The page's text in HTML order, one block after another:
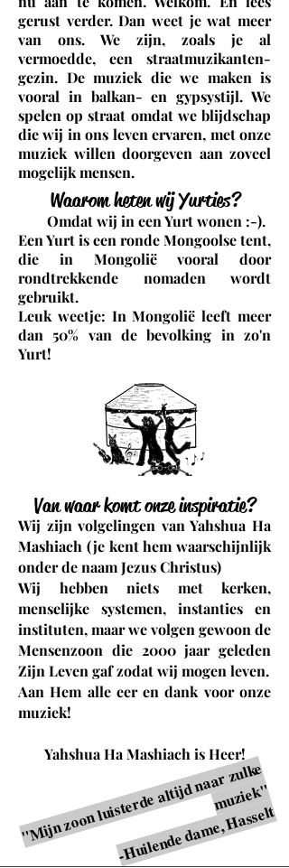
gerust verder. Dan weet je wat meer
van ons. We zijn, zoals je al
vermoedde, een straatmuzikanten-
gezin. De muziek die we maken is
vooral in balkan- en gypsystijl. We
spelen op straat omdat we blijdschap
die wij in ons leven ervaren, met onze
muziek willen doorgeven aan zoveel
mogelijk mensen.
Omdat wij in een Yurt wonen :-).
Een Yurt is een ronde Mongoolse tent,
die in Mongolië vooral door
rondtrekkende nomaden wordt
gebruikt.
Leuk weetje: In Mongolië leeft meer
dan 50% van de bevolking in zo'n
Yurt!
Waarom heten wij Yurties?
Van waar komt onze inspiratie?
Wij zijn volgelingen van Yahshua Ha
Mashiach (je kent hem waarschijnlijk
onder de naam Jezus Christus)
Wij hebben niets met kerken,
menselijke systemen, instanties en
instituten, maar we volgen gewoon de
Mensenzoon die 2000 jaar geleden
Zijn Leven gaf zodat wij mogen leven.
Aan Hem alle eer en dank voor onze
muziek!
Yahshua Ha Mashiach is Heer!
"
Mij
n
z
o
o
n l
uist
e
r
d
e
altij
d
n
a
a
r
z
ul
k
e
m
u
zi
e
k
"
-Huilende dame, Hasselt